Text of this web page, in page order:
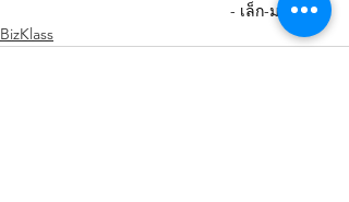
- เล็ก-มนต์ชัย -
BizKlass